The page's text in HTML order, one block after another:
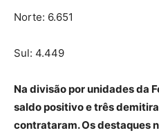
Norte: 6.651
Sul: 4.449
Na divisão por unidades da
saldo positivo e três
contrataram. Os destaques